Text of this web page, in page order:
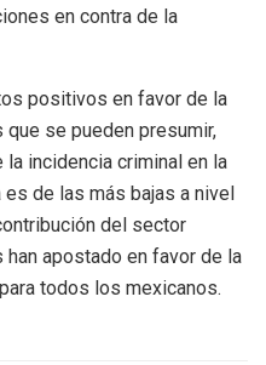
en contra de la
positivos en favor de la
que se pueden presumir,
incidencia criminal en la
es de las más bajas a nivel
del sector
apostado en favor de la
todos los mexicanos.